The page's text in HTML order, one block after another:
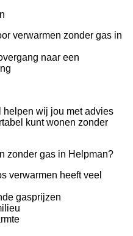
verwarmen zonder gas in
naar een
helpen wij jou met advies
kunt wonen zonder
zonder gas in Helpman?
verwarmen heeft veel
gasprijzen